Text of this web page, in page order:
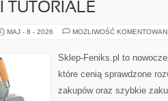
TUTORIALE
MAJ - 8 - 2026 MOŻLIWOŚĆ
Sklep-Feniks.pl to
które cenią sprawdzone
zakupów oraz szybkie